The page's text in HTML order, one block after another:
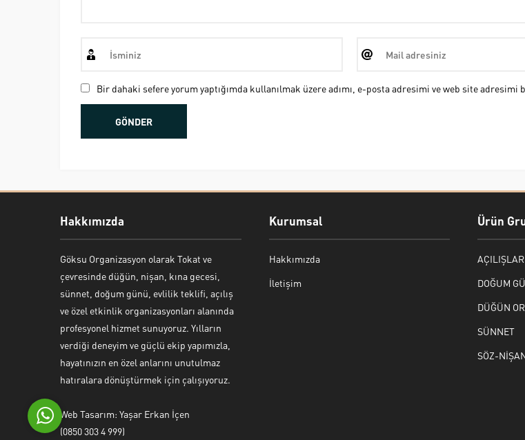
Bir dahaki sefere yorum yaptığımda kullanılmak üzere adımı, e-posta adresimi ve web site adresimi
Hakkımızda
Göksu Organizasyon olarak Tokat ve
çevresinde düğün, nişan, kına gecesi,
sünnet, doğum günü, evlilik teklifi, açılış
ve özel etkinlik organizasyonları alanında
profesyonel hizmet sunuyoruz. Yılların
verdiği deneyim ve güçlü ekip yapımızla,
hayatınızın en özel anlarını unutulmaz
hatıralara dönüştürmek için çalışıyoruz.
Web Tasarım: Yaşar Erkan İçen
(0850 303 4 999)
Kurumsal
Hakkımızda
İletişim
Ürün
DOĞUM
DÜĞÜN
SÜNNET
SÖZ-
Bekir Kiper
Cevap Yaz